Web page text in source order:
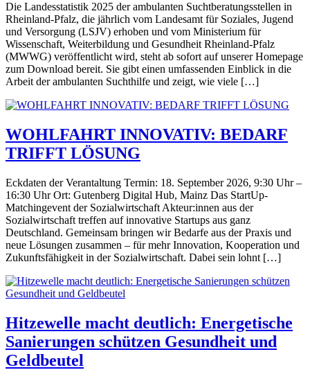
Die Landesstatistik 2025 der ambulanten Suchtberatungsstellen in
Rheinland-Pfalz, die jährlich vom Landesamt für Soziales, Jugend
und Versorgung (LSJV) erhoben und vom Ministerium für
Wissenschaft, Weiterbildung und Gesundheit Rheinland-Pfalz
(MWWG) veröffentlicht wird, steht ab sofort auf unserer Homepage
zum Download bereit. Sie gibt einen umfassenden Einblick in die
Arbeit der ambulanten Suchthilfe und zeigt, wie viele […]
WOHLFAHRT INNOVATIV: BEDARF
TRIFFT LÖSUNG
Eckdaten der Verantaltung Termin: 18. September 2026, 9:30 Uhr –
16:30 Uhr Ort: Gutenberg Digital Hub, Mainz Das StartUp-
Matchingevent der Sozialwirtschaft Akteur:innen aus der
Sozialwirtschaft treffen auf innovative Startups aus ganz
Deutschland. Gemeinsam bringen wir Bedarfe aus der Praxis und
neue Lösungen zusammen – für mehr Innovation, Kooperation und
Zukunftsfähigkeit in der Sozialwirtschaft. Dabei sein lohnt […]
Hitzewelle macht deutlich: Energetische
Sanierungen schützen Gesundheit und
Geldbeutel